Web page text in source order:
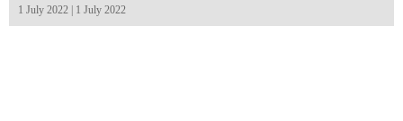
1 July 2022 | 1 July 2022